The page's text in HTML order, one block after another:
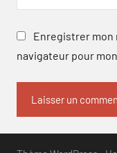
Enregistrer mon
navigateur pour